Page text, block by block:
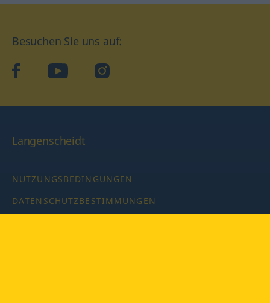
Besuchen Sie uns auf:
facebookYouTube Instagram
Langenscheidt
NUTZUNGSBEDINGUNGEN
DATENSCHUTZBESTIMMUNGEN